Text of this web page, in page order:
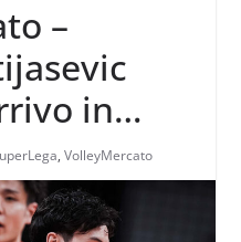
–
in
Ran
, VolleyMercato